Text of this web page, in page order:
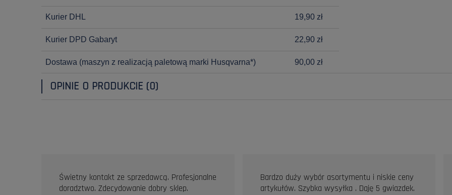
Kurier DHL 19,90 zł
Kurier DPD Gabaryt 22,90 zł
Dostawa (maszyn z realizacją paletową marki Husqvarna*) 90,00 zł
OPINIE O PRODUKCIE (0)
Świetny kontakt ze sprzedawcą. Profesjonalne
doradztwo. Zdecydowanie dobry sklep.
Bardzo duży wybór asortymentu i niskie ceny
artykułów. Szybka wysyłka . Daję 5 gwiazdek.